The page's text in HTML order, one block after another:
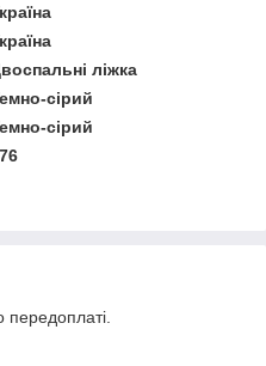
ліжка
сірий
сірий
передоплаті.